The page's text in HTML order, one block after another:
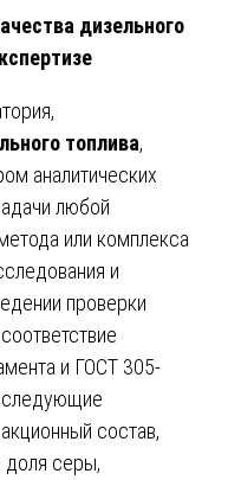
дизельного
топлива,
аналитических
любой
или комплекса
и
проверки
и ГОСТ 305-
следующие
состав,
доля серы,